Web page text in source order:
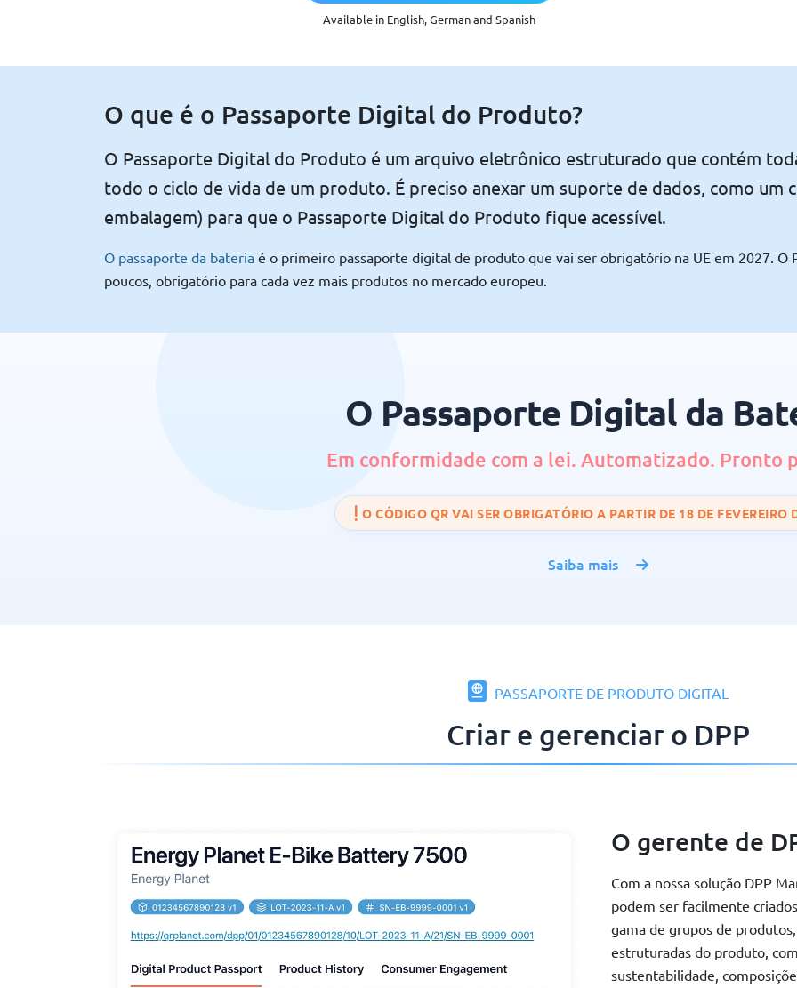
Available in English, German and Spanish
O que é o Passaporte Digital do Produto?
O Passaporte Digital do Produto é um arquivo eletrônico estruturado que contém
todo o ciclo de vida de um produto. É preciso anexar um suporte de dados, como um
embalagem) para que o Passaporte Digital do Produto fique acessível.
O passaporte da bateria é o primeiro passaporte digital de produto que vai ser obrigatório na UE em 2027. O
poucos, obrigatório para cada vez mais produtos no mercado europeu.
O Passaporte Digital da
Em conformidade com a lei. Automatizado. Pronto
O CÓDIGO QR VAI SER OBRIGATÓRIO A PARTIR DE 18 DE FEVEREIRO
Saiba mais
PASSAPORTE DE PRODUTO DIGITAL
Criar e gerenciar o DPP
O gerente de
Com a nossa solução DPP
podem ser facilmente
gama de grupos de
estruturadas do produto,
sustentabilidade,